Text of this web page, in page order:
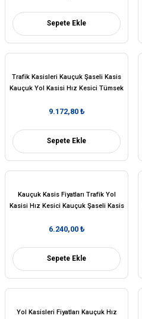
Sepete Ekle
Trafik Kasisleri Kauçuk Şaseli Kasis
Kauçuk Yol Kasisi Hız Kesici Tümsek
9.172,80 ₺
Sepete Ekle
Kauçuk Kasis Fiyatları Trafik Yol
Kasisi Hız Kesici Kauçuk Şaseli Kasis
6.240,00 ₺
Sepete Ekle
Yol Kasisleri Fiyatları Kauçuk Hız